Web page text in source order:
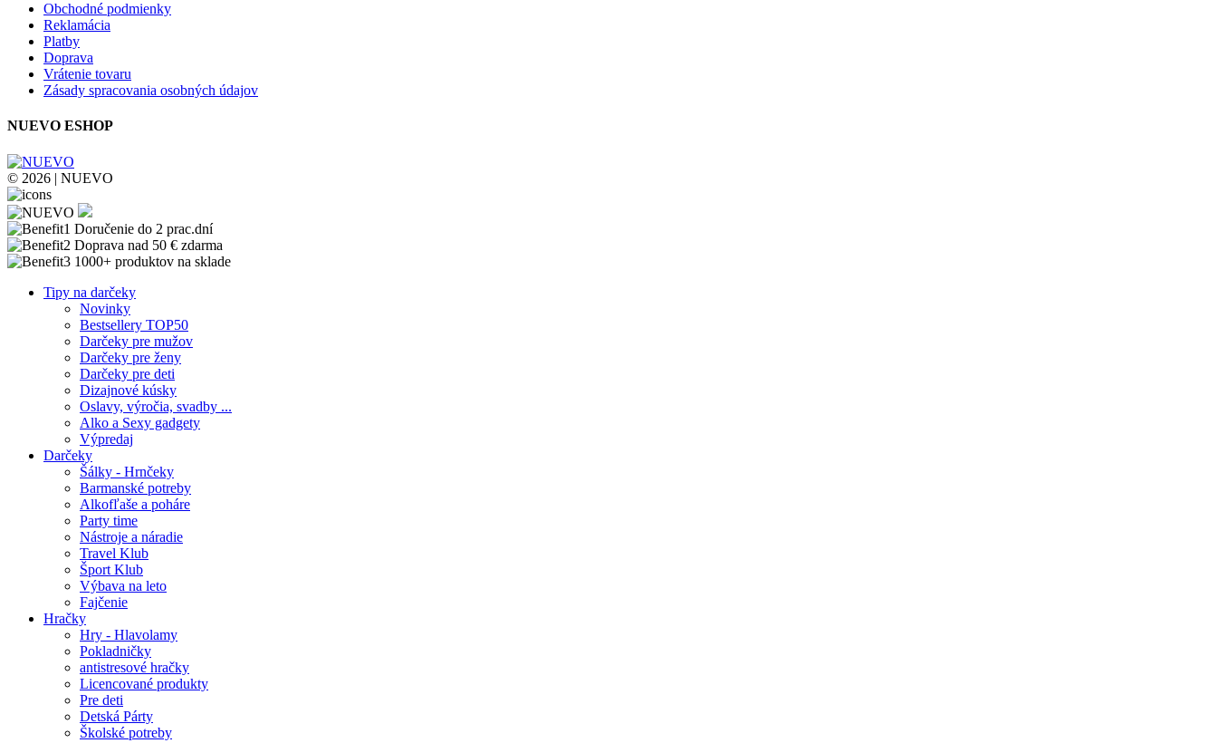
Obchodné podmienky
Reklamácia
Platby
Doprava
Vrátenie tovaru
Zásady spracovania osobných údajov
NUEVO ESHOP
© 2026 | NUEVO
Doručenie do 2 prac.dní
Doprava nad 50 € zdarma
1000+ produktov na sklade
Tipy na darčeky
Novinky
Bestsellery TOP50
Darčeky pre mužov
Darčeky pre ženy
Darčeky pre deti
Dizajnové kúsky
Oslavy, výročia, svadby ...
Alko a Sexy gadgety
Výpredaj
Darčeky
Šálky - Hrnčeky
Barmanské potreby
Alkofľaše a poháre
Party time
Nástroje a náradie
Travel Klub
Šport Klub
Výbava na leto
Fajčenie
Hračky
Hry - Hlavolamy
Pokladničky
antistresové hračky
Licencované produkty
Pre deti
Detská Párty
Školské potreby